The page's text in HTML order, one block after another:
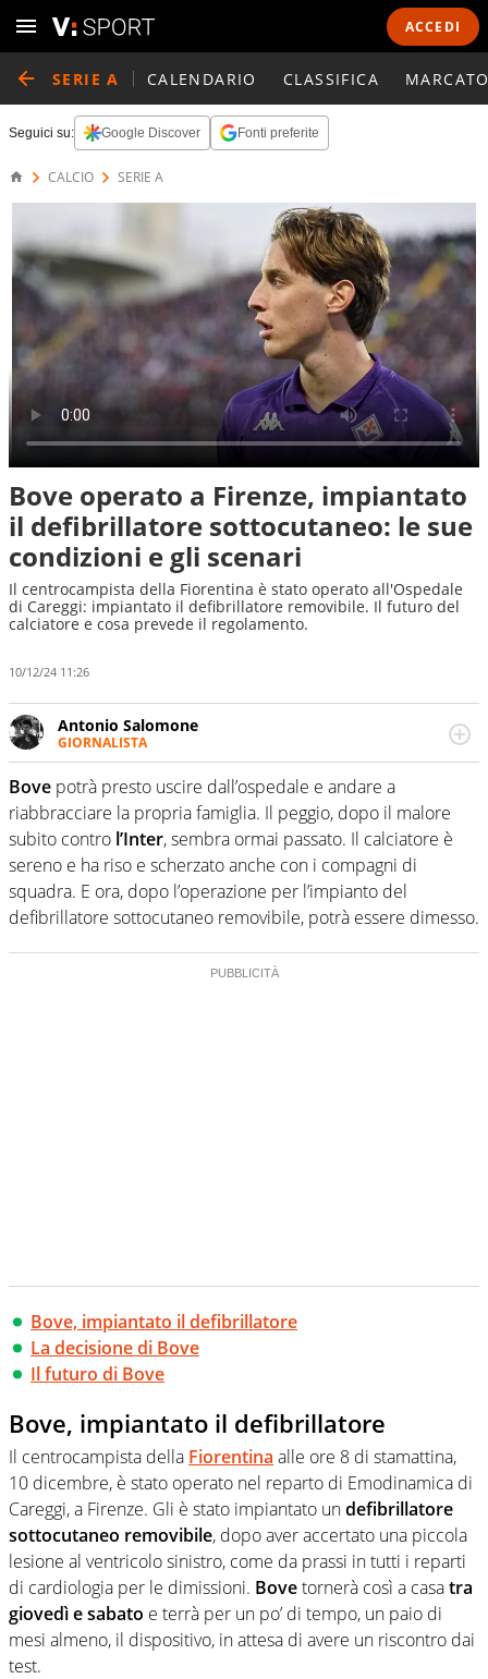
ACCEDI
SERIE A CALENDARIO CLASSIFICA
Seguici su: Google Discover Fonti preferite
CALCIO SERIE A
Bove operato a Firenze, impiantato
il defibrillatore sottocutaneo: le sue
condizioni e gli scenari
Il centrocampista della Fiorentina è stato operato all'Ospedale
di Careggi: impiantato il defibrillatore removibile. Il futuro del
calciatore e cosa prevede il regolamento.
10/12/24 11:26
Antonio Salomone
GIORNALISTA
Giornalista pubblicista. Lo affascinano, da sempre, le
categorie minori e i talenti in erba. Ha fiuto per la notizia
e per gli emergenti. Calcio, basket, motori: ci pensa lui
Bove potrà presto uscire dall’ospedale e andare a
riabbracciare la propria famiglia. Il peggio, dopo il malore
subito contro l’Inter, sembra ormai passato. Il calciatore è
sereno e ha riso e scherzato anche con i compagni di
squadra. E ora, dopo l’operazione per l’impianto del
defibrillatore sottocutaneo removibile, potrà essere dimesso.
Bove, impiantato il defibrillatore
La decisione di Bove
Il futuro di Bove
Bove, impiantato il defibrillatore
Il centrocampista della Fiorentina alle ore 8 di stamattina,
10 dicembre, è stato operato nel reparto di Emodinamica di
Careggi, a Firenze. Gli è stato impiantato undefibrillatore
sottocutaneo removibile, dopo aver accertato una piccola
lesione al ventricolo sinistro, come da prassi in tutti i reparti
di cardiologia per le dimissioni. Bovetornerà così a casatra
giovedì e sabato e terrà per un po’ di tempo, un paio di
mesi almeno, il dispositivo, in attesa di avere un riscontro dai
test.